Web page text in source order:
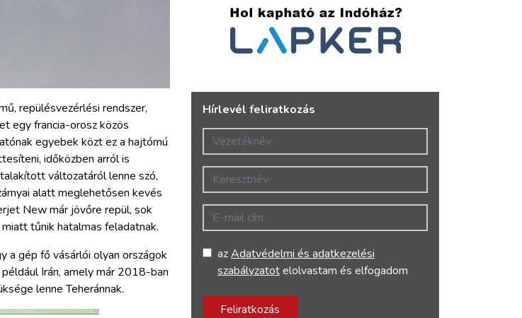
repülésvezérlési rendszer,
egy francia-orosz közös
egyebek közt ez a hajtómú
időközben arról is
változatáról lenne szó,
alatt meglehetősen kevés
New már jövőre repül, sok
tűnik hatalmas feladatnak.
a gép fő vásárlói olyan országok
Irán, amely már 2018-ban
lenne Teheránnak.
Hírlevél feliratkozás
Vezetéknév
Keresztnév
E-mail cím
azAdatvédelmi és adatkezelési
szabályzatotelolvastam és elfogadom
Feliratkozás